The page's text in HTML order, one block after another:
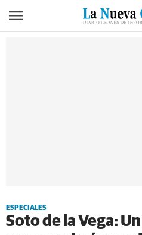
ESPECIALES
Soto de la Vega: